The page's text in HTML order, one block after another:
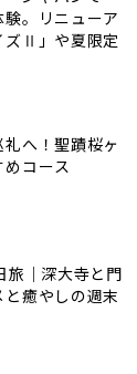
験。リニューア
ズⅡ」や夏限定
礼へ！聖蹟桜ヶ
コース
旅｜深大寺と門
癒やしの週末